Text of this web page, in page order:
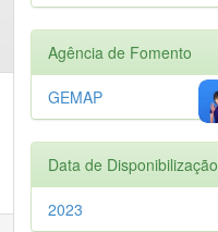
Agência de Fomento
GEMAP
Data de Disponibilização
2023